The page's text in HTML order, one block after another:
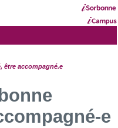
être accompagné.e
e